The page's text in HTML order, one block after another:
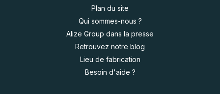
Plan du site
Qui sommes-nous ?
Alize Group dans la presse
Retrouvez notre blog
Lieu de fabrication
Besoin d'aide ?